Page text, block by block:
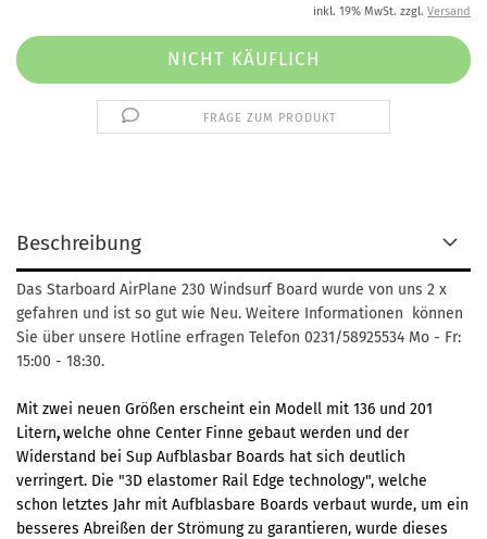
inkl. 19% MwSt. zzgl. Versand
FRAGE ZUM PRODUKT
Beschreibung
Das Starboard AirPlane 230 Windsurf Board wurde von uns 2 x
gefahren und ist so gut wie Neu. Weitere Informationen können
Sie über unsere Hotline erfragen Telefon 0231/58925534 Mo - Fr:
15:00 - 18:30.
Mit zwei neuen Größen erscheint ein Modell mit 136 und 201
Litern,welche ohne Center Finne gebaut werden und der
Widerstand bei Sup Aufblasbar Boards hat sich deutlich
verringert. Die "3D elastomer Rail Edge technology", welche
schon letztes Jahr mit Aufblasbare Boards verbaut wurde, um ein
besseres Abreißen der Strömung zu garantieren, wurde dieses